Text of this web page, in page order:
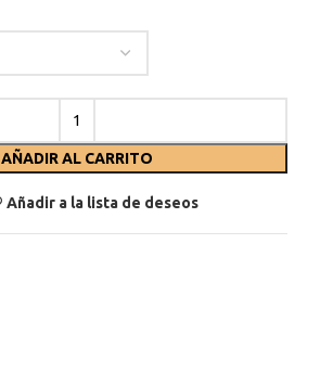
AÑADIR AL CARRITO
Añadir a la lista de deseos